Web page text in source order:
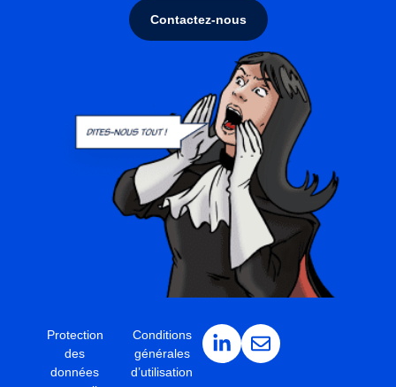
Contactez-nous
Protection
des
données
Conditions
générales
d’utilisation